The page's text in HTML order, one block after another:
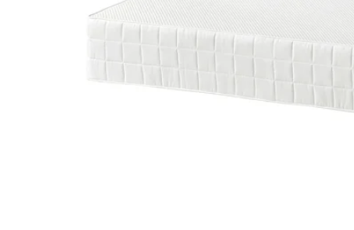
Image zoomed out, normal view